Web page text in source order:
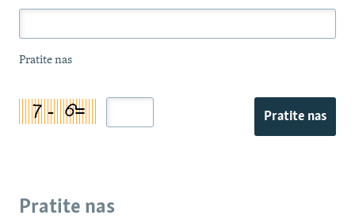
Pratite nas
Pratite nas
Pratite nas